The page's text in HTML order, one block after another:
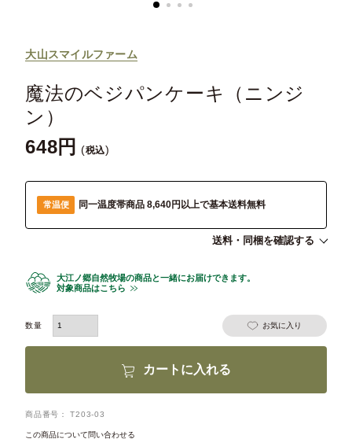
大山スマイルファーム
魔法のベジパンケーキ（ニンジ
ン）
648 税込
常温便 同一温度帯商品 8,640円以上で基本送料無料
送料・同梱を確認する
大江ノ郷自然牧場の商品と一緒にお届けできます。
対象商品はこちら
お気に入り
カートに入れる
商品番号 T203-03
この商品について問い合わせる